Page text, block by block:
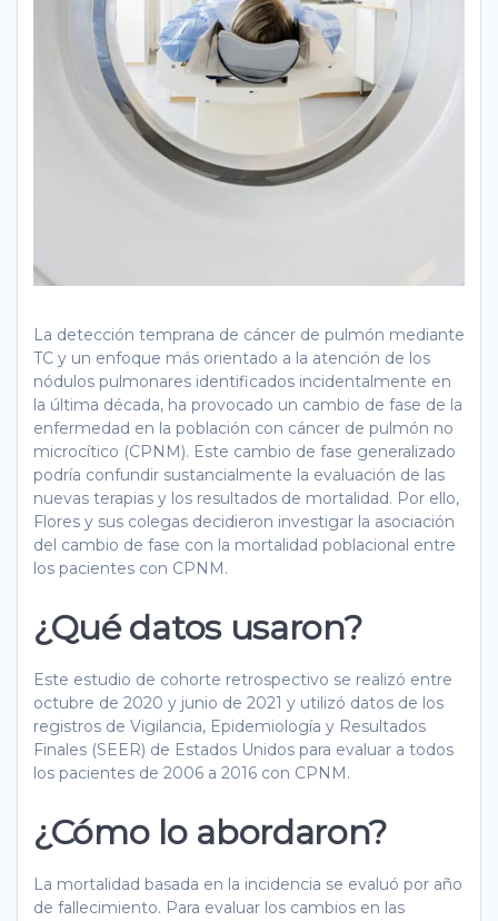
La detección temprana de cáncer de pulmón mediante
TC y un enfoque más orientado a la atención de los
nódulos pulmonares identificados incidentalmente en
la última década, ha provocado un cambio de fase de la
enfermedad en la población con cáncer de pulmón no
microcítico (CPNM). Este cambio de fase generalizado
podría confundir sustancialmente la evaluación de las
nuevas terapias y los resultados de mortalidad. Por ello,
Flores y sus colegas decidieron investigar la asociación
del cambio de fase con la mortalidad poblacional entre
los pacientes con CPNM.
¿Qué datos usaron?
Este estudio de cohorte retrospectivo se realizó entre
octubre de 2020 y junio de 2021 y utilizó datos de los
registros de Vigilancia, Epidemiología y Resultados
Finales (SEER) de Estados Unidos para evaluar a todos
los pacientes de 2006 a 2016 con CPNM.
¿Cómo lo abordaron?
La mortalidad basada en la incidencia se evaluó por año
de fallecimiento. Para evaluar los cambios en las